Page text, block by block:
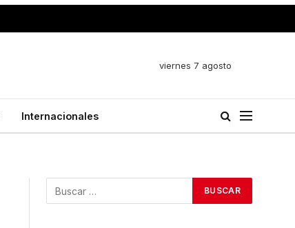
viernes 7 agosto
Internacionales